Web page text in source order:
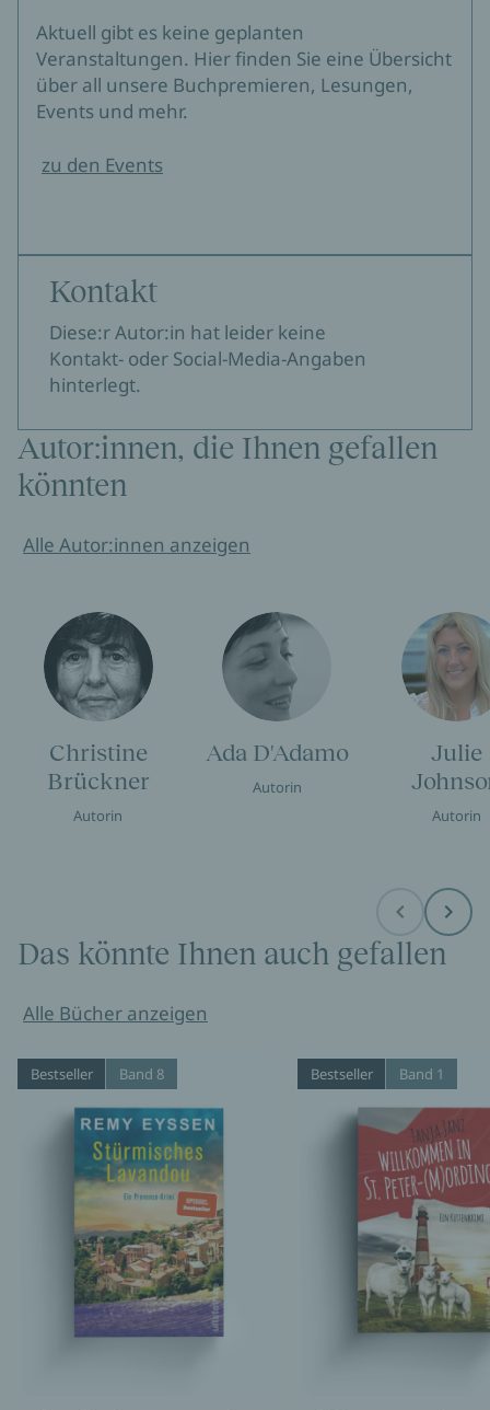
Aktuell gibt es keine geplanten
Veranstaltungen. Hier finden Sie eine Übersicht
über all unsere Buchpremieren, Lesungen,
Events und mehr.
zu den Events
Kontakt
Diese:r Autor:in hat leider keine
Kontakt- oder Social-Media-Angaben
hinterlegt.
Autor:innen, die Ihnen gefallen
könnten
Alle Autor:innen anzeigen
Christine
Brückner
Autorin
Ada D'Adamo
Autorin
Julie
Autorin
Before Next
Das könnte Ihnen auch gefallen
Alle Bücher anzeigen
Bestseller Band 8 Bestseller Band 1